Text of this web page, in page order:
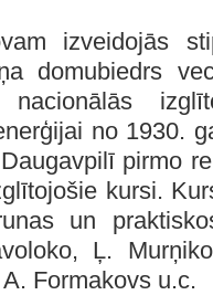
izveidojās
domubiedrs
no 1930.
pirmo
kursi.
un
Ļ.
Formakovs u.c.